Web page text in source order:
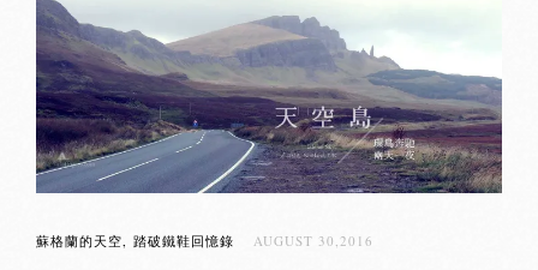
蘇格蘭的天空 踏破鐵鞋回憶錄 AUGUST 30,2016